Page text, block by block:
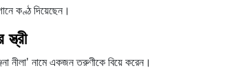
কণ্ঠ দিয়েছেন।
নীলা' নামে একজন তরুণীকে বিয়ে করেন।